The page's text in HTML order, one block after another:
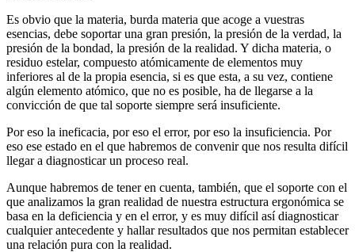
Es obvio que la materia, burda materia que acoge a vuestras
esencias, debe soportar una gran presión, la presión de la verdad, la
presión de la bondad, la presión de la realidad. Y dicha materia, o
residuo estelar, compuesto atómicamente de elementos muy
inferiores al de la propia esencia, si es que esta, a su vez, contiene
algún elemento atómico, que no es posible, ha de llegarse a la
convicción de que tal soporte siempre será insuficiente.
Por eso la ineficacia, por eso el error, por eso la insuficiencia. Por
eso ese estado en el que habremos de convenir que nos resulta difícil
llegar a diagnosticar un proceso real.
Aunque habremos de tener en cuenta, también, que el soporte con el
que analizamos la gran realidad de nuestra estructura ergonómica se
basa en la deficiencia y en el error, y es muy difícil así diagnosticar
cualquier antecedente y hallar resultados que nos permitan establecer
una relación pura con la realidad.